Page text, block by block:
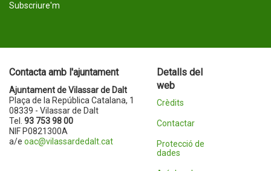
Subscriure'm
Contacta amb l'ajuntament
Ajuntament de Vilassar de Dalt
Plaça de la República Catalana, 1
08339 - Vilassar de Dalt
Tel. 93 753 98 00
NIF P0821300A
a/e oac@vilassardedalt.cat
Detalls del
web
Crèdits
Contactar
Protecció de
dades